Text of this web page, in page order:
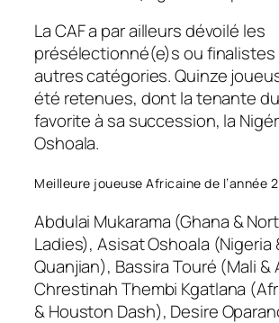
La CAF a par ailleurs dévoilé les
présélectionné(e)s ou finalistes
autres catégories. Quinze
été retenues, dont la tenante
favorite à sa succession, la
Oshoala.
Meilleure joueuse Africaine de l’année
Abdulai Mukarama (Ghana &
Ladies), Asisat Oshoala (Nigeria
Quanjian), Bassira Touré (Mali &
Chrestinah Thembi Kgatlana
& Houston Dash), Desire